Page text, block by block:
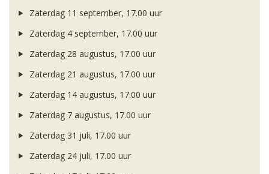
Zaterdag 11 september, 17.00 uur
Zaterdag 4 september, 17.00 uur
Zaterdag 28 augustus, 17.00 uur
Zaterdag 21 augustus, 17.00 uur
Zaterdag 14 augustus, 17.00 uur
Zaterdag 7 augustus, 17.00 uur
Zaterdag 31 juli, 17.00 uur
Zaterdag 24 juli, 17.00 uur